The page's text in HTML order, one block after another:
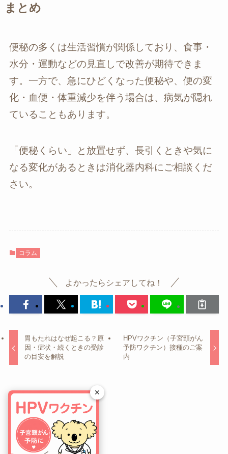
まとめ
便秘の多くは生活習慣が関係しており、食事・
水分・運動などの見直しで改善が期待できま
す。一方で、急にひどくなった便秘や、便の変
化・血便・体重減少を伴う場合は、病気が隠れ
ていることもあります。
「便秘くらい」と放置せず、長引くときや気に
なる変化があるときは消化器内科にご相談くだ
さい。
コラム
よかったらシェアしてね！
胃もたれはなぜ起こる？原
因・症状・続くときの受診
の目安を解説
HPVワクチン（子宮頸がん
予防ワクチン）接種のご案
内
✕